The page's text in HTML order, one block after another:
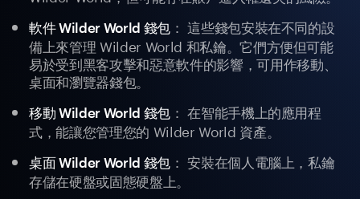
軟件 Wilder World 錢包： 這些錢包安裝在不同的設
備上來管理 Wilder World 和私鑰。它們方便但可能
易於受到黑客攻擊和惡意軟件的影響，可用作移動、
桌面和瀏覽器錢包。
移動 Wilder World 錢包： 在智能手機上的應用程
式，能讓您管理您的 Wilder World 資產。
桌面 Wilder World 錢包： 安裝在個人電腦上，私鑰
存儲在硬盤或固態硬盤上。